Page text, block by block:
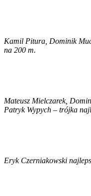
Kamil Pitura, Dominik
na 200 m.
Mateusz Mielczarek,
Patryk Wypych – trójka
Eryk Czerniakowski